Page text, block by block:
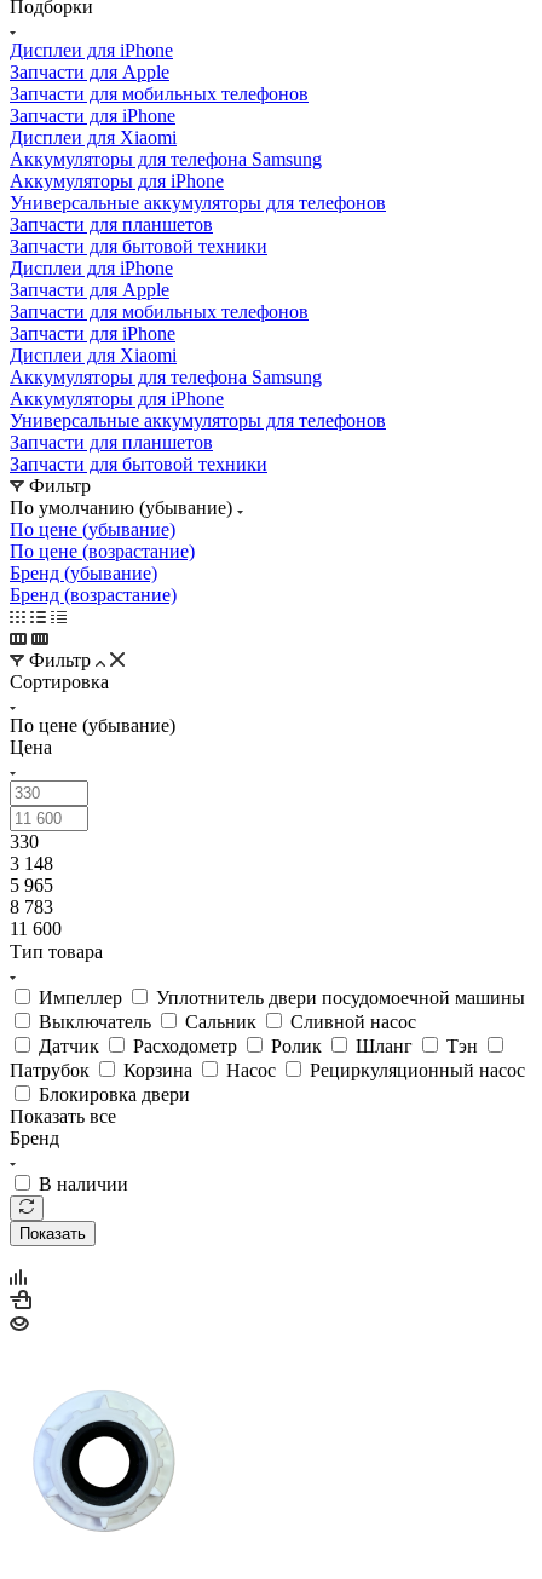
Дисплеи для iPhone
Запчасти для Apple
Запчасти для мобильных телефонов
Запчасти для iPhone
Дисплеи для Xiaomi
Аккумуляторы для телефона Samsung
Аккумуляторы для iPhone
Универсальные аккумуляторы для телефонов
Запчасти для планшетов
Запчасти для бытовой техники
Дисплеи для iPhone
Запчасти для Apple
Запчасти для мобильных телефонов
Запчасти для iPhone
Дисплеи для Xiaomi
Аккумуляторы для телефона Samsung
Аккумуляторы для iPhone
Универсальные аккумуляторы для телефонов
Запчасти для планшетов
Запчасти для бытовой техники
Фильтр
По умолчанию (убывание)
По цене (убывание)
По цене (возрастание)
Бренд (убывание)
Бренд (возрастание)
Фильтр
Сортировка
По цене (убывание)
Цена
330
3 148
5 965
8 783
11 600
Тип товара
Выключатель
Сальник
Сливной насос
Датчик
Расходометр Ролик Шланг
Патрубок
Корзина Насос
Рециркуляционный насос
Блокировка двери
Показать все
Бренд
Показать